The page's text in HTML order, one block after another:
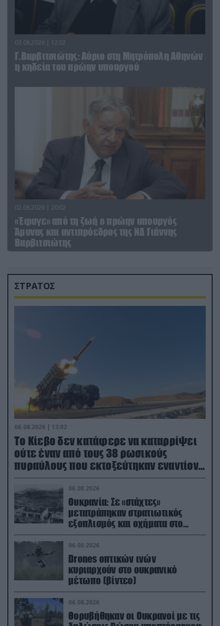
03.08.2026 | 12:02
Γ.Βαρβιτσιώτης: Aύριο στη Μητρόπολη Αθηνών
η κηδεία του πρώην υπουργού
02.08.2026 | 20:02
«Έφυγε» από τη ζωή ο πρώην υπουργός
Άμυνας και αντιπρόεδρος της ΝΔ Γιάννης
Βαρβιτσιώτης
ΣΤΡΑΤΟΣ
06.08.2026 | 13:02
Το Κίεβο δεν κατάφερε να καταρρίψει
ούτε έναν από τους 38 ρωσικούς
πυραύλους που εκτοξεύτηκαν εναντίον
του
06.08.2026
Ουκρανία: Σε «στάχτες»
μετατράπηκαν στρατιωτικός
εξοπλισμός και οχήματα στο
Κίεβο μετά από ρωσικά
πλήγματα (βίντεο)
06.08.2026
Drones οπτικών ινών
κυριαρχούν στο ουκρανικό
μέτωπο (βίντεο)
06.08.2026
Θορυβήθηκαν οι Ουκρανοί με τις